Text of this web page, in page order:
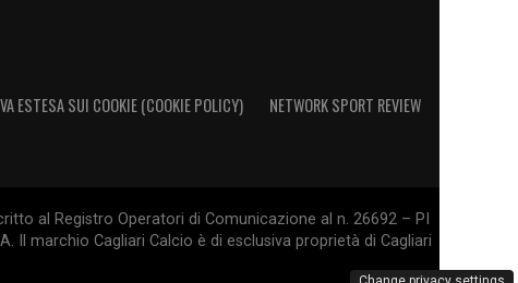
ESTESA SUI COOKIE (COOKIE POLICY) NETWORK SPORT REVIEW
al Registro Operatori di Comunicazione al n. 26692 – PI
Il marchio Cagliari Calcio è di esclusiva proprietà di Cagliari